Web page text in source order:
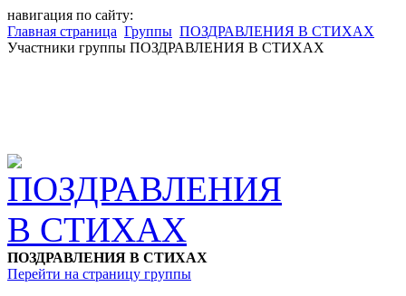
навигация по сайту:
Главная страница Группы ПОЗДРАВЛЕНИЯ В СТИХАХ
Участники группы ПОЗДРАВЛЕНИЯ В СТИХАХ
ПОЗДРАВЛЕНИЯ В СТИХАХ
Перейти на страницу группы